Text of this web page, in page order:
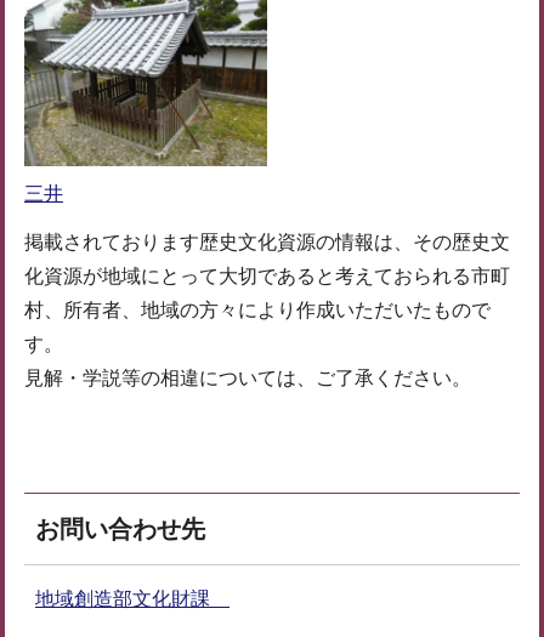
三井
掲載されております歴史文化資源の情報は、その歴史文
化資源が地域にとって大切であると考えておられる市町
村、所有者、地域の方々により作成いただいたもので
す。
見解・学説等の相違については、ご了承ください。
お問い合わせ先
地域創造部文化財課